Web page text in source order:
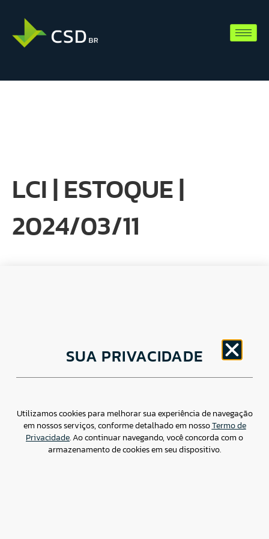
LCI | ESTOQUE |
2024/03/11
Av. Brigadeiro Faria Lima, 1779 – 5oAndar Jardim
Paulistano, São Paulo/ SP – CEP: 01452-914
Assessoria de imprensa: imprensa@csdbr.com
SUA PRIVACIDADE
Utilizamos cookies para melhorar sua experiência de navegação
em nossos serviços, conforme detalhado em nossoTermo de
Privacidade. Ao continuar navegando, você concorda com o
armazenamento de cookies em seu dispositivo.